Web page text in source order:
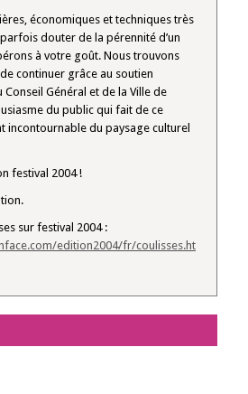
économiques et techniques très
douter de la pérennité d’un
à votre goût. Nous trouvons
continuer grâce au soutien
Général et de la Ville de
du public qui fait de ce
incontournable du paysage culturel
festival 2004 !
sur festival 2004 :
edition2004/fr/coulisses.ht